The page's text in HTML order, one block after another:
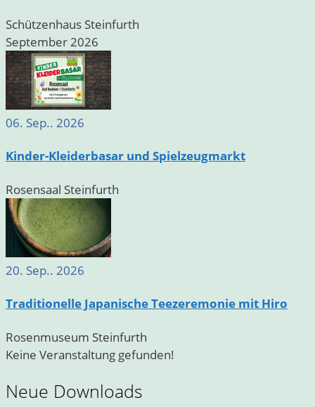
Schützenhaus Steinfurth
September 2026
06. Sep.. 2026
Kinder-Kleiderbasar und Spielzeugmarkt
Rosensaal Steinfurth
20. Sep.. 2026
Traditionelle Japanische Teezeremonie mit Hiro
Rosenmuseum Steinfurth
Keine Veranstaltung gefunden!
Neue Downloads